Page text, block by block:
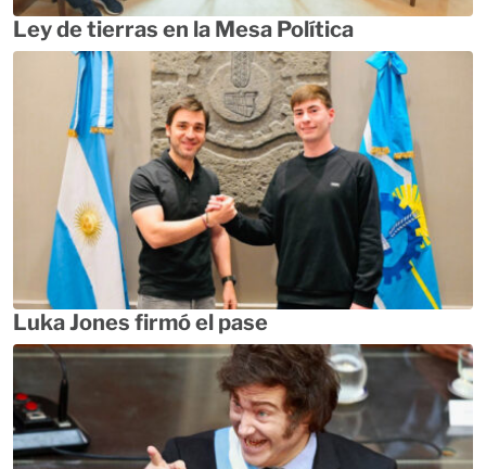
Ley de tierras en la Mesa Política
Luka Jones firmó el pase